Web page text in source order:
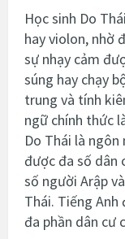
Học sinh Do
hay violon, nhờ
sự nhạy cảm
súng hay chạy
trung và tính
ngữ chính thức
Do Thái là
được đa số dân
số người Arập
Thái. Tiếng
đa phần dân cư